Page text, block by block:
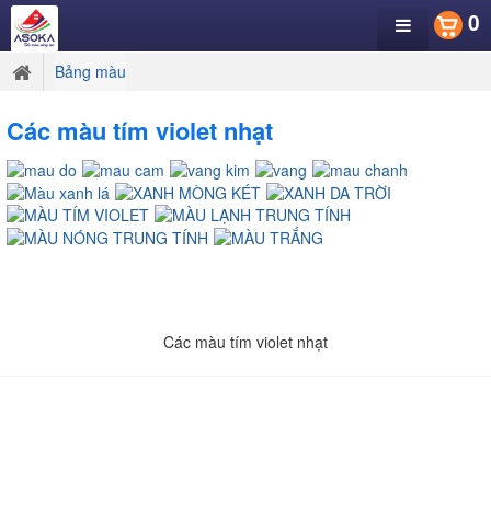
0
Bảng màu
Các màu tím violet nhạt
Các màu tím violet nhạt